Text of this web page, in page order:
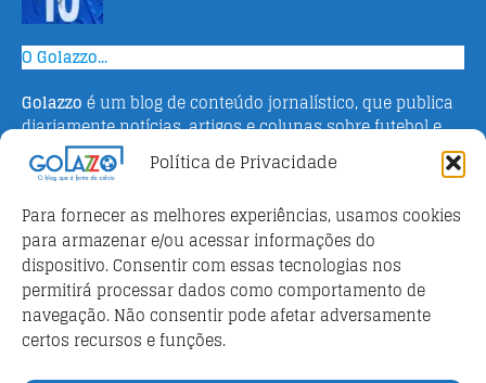
Política de Privacidade
Para fornecer as melhores experiências, usamos cookies
para armazenar e/ou acessar informações do
dispositivo. Consentir com essas tecnologias nos
permitirá processar dados como comportamento de
navegação. Não consentir pode afetar adversamente
certos recursos e funções.
O Golazzo...
Golazzo é um blog de conteúdo jornalístico, que publica
diariamente notícias, artigos e colunas sobre futebol e
campeonato italiano. Fundado em 2016 pelo jornalista
Adriano Bertin, o site tem como objetivo informar o
o esporte na Itália.
Parceiros
Futebol ao vivo
Análises e prognósticos dos jogos